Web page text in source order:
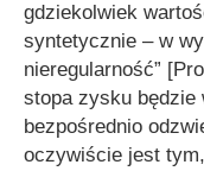
gdziekolwiek
syntetycznie – w
nieregularność”
stopa zysku będzie
bezpośrednio
oczywiście jest